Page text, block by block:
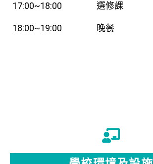
17:00~18:00 選修課
18:00~19:00 晚餐